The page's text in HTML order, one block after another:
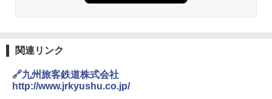
関連リンク
🔗九州旅客鉄道株式会社
http://www.jrkyushu.co.jp/